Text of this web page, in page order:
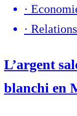
·
·
L’argent
blanchi en